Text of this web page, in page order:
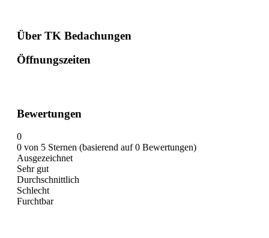
Über TK Bedachungen
Öffnungszeiten
Bewertungen
0
0 von 5 Sternen (basierend auf 0 Bewertungen)
Ausgezeichnet
Sehr gut
Durchschnittlich
Schlecht
Furchtbar